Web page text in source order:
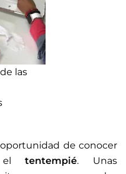
las
de conocer
eltentempié. Unas